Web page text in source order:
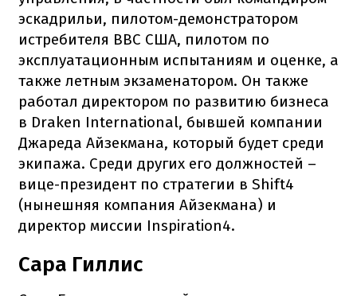
эскадрильи, пилотом-демонстратором
истребителя ВВС США, пилотом по
эксплуатационным испытаниям и оценке, а
также летным экзаменатором. Он также
работал директором по развитию бизнеса
в Draken International, бывшей компании
Джареда Айзекмана, который будет среди
экипажа. Среди других его должностей –
вице-президент по стратегии в Shift4
(нынешняя компания Айзекмана) и
директор миссии Inspiration4.
Сара Гиллис